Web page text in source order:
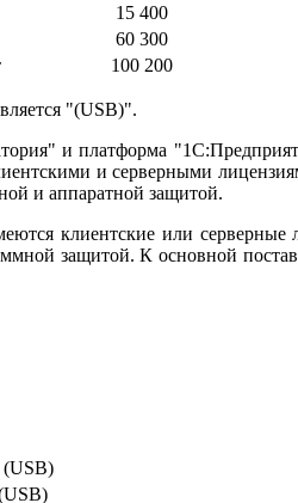
15 400
60 300
100 200
"(USB)".
и платформа
и серверными
и аппаратной защитой.
клиентские или
защитой. К основной
(USB)